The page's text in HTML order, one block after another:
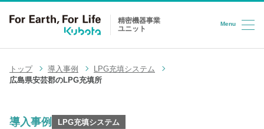
コンテンツへスキップ
精密機器事業
ユニット
Menu
トップ 導入事例
LPG充填システム
広島県安芸郡のLPG充填所
導入事例 LPG充填システム